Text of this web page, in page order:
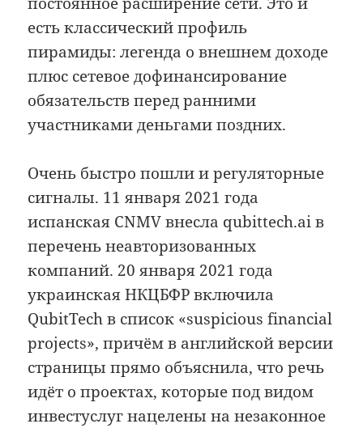
есть классический профиль
пирамиды: легенда о внешнем доходе
плюс сетевое дофинансирование
обязательств перед ранними
участниками деньгами поздних.
Очень быстро пошли и регуляторные
сигналы. 11 января 2021 года
испанская CNMV внесла qubittech.ai в
перечень неавторизованных
компаний. 20 января 2021 года
украинская НКЦБФР включила
QubitTech в список «suspicious financial
projects», причём в английской версии
страницы прямо объяснила, что речь
идёт о проектах, которые под видом
инвестуслуг нацелены на незаконное